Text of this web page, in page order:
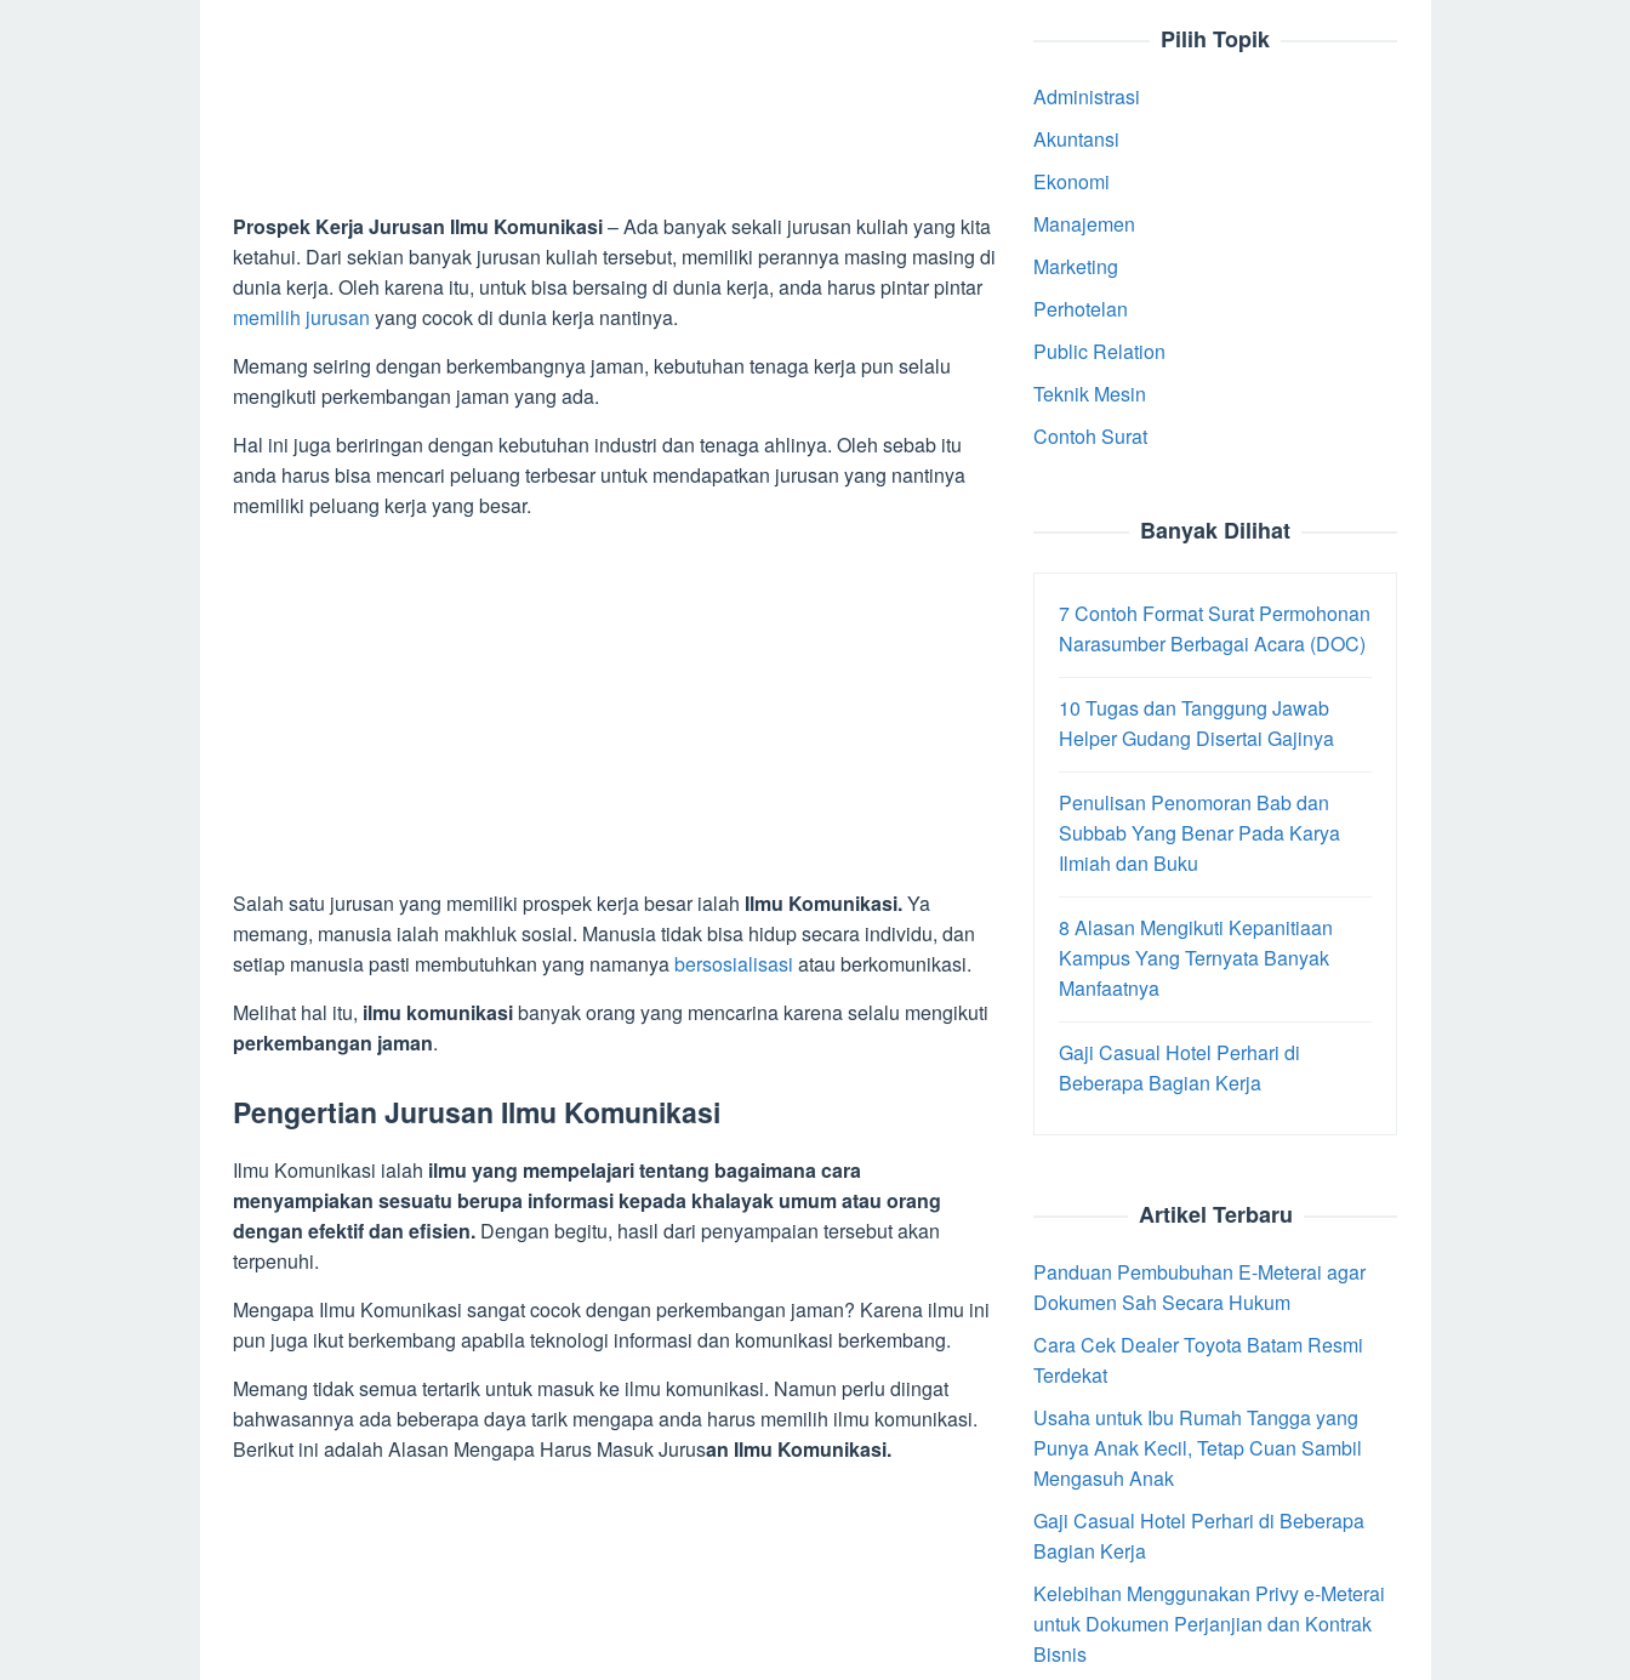
Prospek Kerja Jurusan Ilmu Komunikasi– Ada banyak sekali jurusan kuliah yang kita
ketahui. Dari sekian banyak jurusan kuliah tersebut, memiliki perannya masing masing di
dunia kerja. Oleh karena itu, untuk bisa bersaing di dunia kerja, anda harus pintar pintar
memilih jurusan yang cocok di dunia kerja nantinya.
Memang seiring dengan berkembangnya jaman, kebutuhan tenaga kerja pun selalu
mengikuti perkembangan jaman yang ada.
Hal ini juga beriringan dengan kebutuhan industri dan tenaga ahlinya. Oleh sebab itu
anda harus bisa mencari peluang terbesar untuk mendapatkan jurusan yang nantinya
memiliki peluang kerja yang besar.
Salah satu jurusan yang memiliki prospek kerja besar ialah Ilmu Komunikasi.Ya
memang, manusia ialah makhluk sosial. Manusia tidak bisa hidup secara individu, dan
setiap manusia pasti membutuhkan yang namanyabersosialisasi atau berkomunikasi.
Melihat hal itu, ilmu komunikasibanyak orang yang mencarina karena selalu mengikuti
perkembangan jaman.
Pengertian Jurusan Ilmu Komunikasi
Ilmu Komunikasi ialah ilmu yang mempelajari tentang bagaimana cara
menyampiakan sesuatu berupa informasi kepada khalayak umum atau orang
dengan efektif dan efisien. Dengan begitu, hasil dari penyampaian tersebut akan
terpenuhi.
Mengapa Ilmu Komunikasi sangat cocok dengan perkembangan jaman? Karena ilmu ini
pun juga ikut berkembang apabila teknologi informasi dan komunikasi berkembang.
Memang tidak semua tertarik untuk masuk ke ilmu komunikasi. Namun perlu diingat
bahwasannya ada beberapa daya tarik mengapa anda harus memilih ilmu komunikasi.
Berikut ini adalah Alasan Mengapa Harus Masuk Jurusan Ilmu Komunikasi.
Pilih Topik
Administrasi
Akuntansi
Ekonomi
Manajemen
Marketing
Perhotelan
Public Relation
Teknik Mesin
Contoh Surat
Banyak Dilihat
7 Contoh Format Surat Permohonan
Narasumber Berbagai Acara (DOC)
10 Tugas dan Tanggung Jawab
Helper Gudang Disertai Gajinya
Penulisan Penomoran Bab dan
Subbab Yang Benar Pada Karya
Ilmiah dan Buku
8 Alasan Mengikuti Kepanitiaan
Kampus Yang Ternyata Banyak
Manfaatnya
Gaji Casual Hotel Perhari di
Beberapa Bagian Kerja
Artikel Terbaru
Panduan Pembubuhan E-Meterai agar
Dokumen Sah Secara Hukum
Cara Cek Dealer Toyota Batam Resmi
Terdekat
Usaha untuk Ibu Rumah Tangga yang
Punya Anak Kecil, Tetap Cuan Sambil
Mengasuh Anak
Gaji Casual Hotel Perhari di Beberapa
Bagian Kerja
Kelebihan Menggunakan Privy e-Meterai
untuk Dokumen Perjanjian dan Kontrak
Bisnis